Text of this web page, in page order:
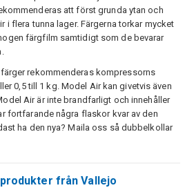
att först grunda ytan och
i flera tunna lager. Färgerna torkar mycket
färgfilm samtidigt som de bevarar
rekommenderas kompressorns
0,5 till 1 kg. Model Air kan givetvis även
Air är inte brandfarligt och innehåller
fortfarande några flaskor kvar av den
ha den nya? Maila oss så dubbelkollar
från Vallejo